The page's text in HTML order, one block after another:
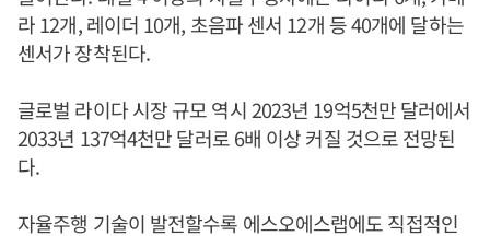
라 12개, 레이더 10개, 초음파 센서 12개 등 40개에 달하는
센서가 장착된다.
글로벌 라이다 시장 규모 역시 2023년 19억5천만 달러에서
2033년 137억4천만 달러로 6배 이상 커질 것으로 전망된
다.
자율주행 기술이 발전할수록 에스오에스랩에도 직접적인